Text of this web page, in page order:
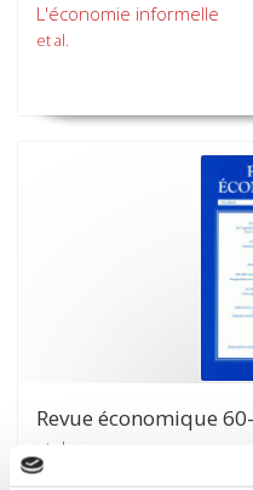
L'économie informelle
et al.
Revue économique
et al.